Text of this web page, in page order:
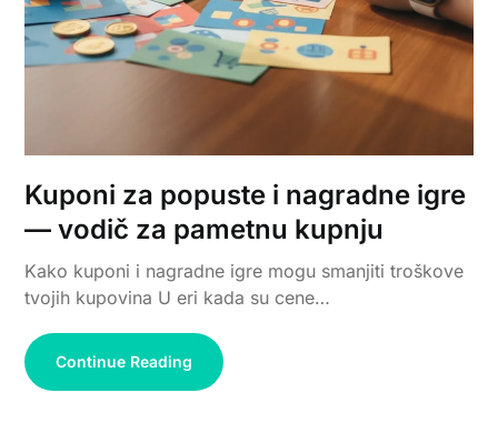
Kuponi za popuste i nagradne igre
— vodič za pametnu kupnju
Kako kuponi i nagradne igre mogu smanjiti troškove
tvojih kupovina U eri kada su cene…
Continue Reading